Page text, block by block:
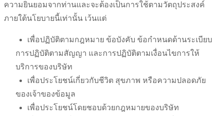
ความยินยอมจากท่านและจะต้องเป็นการใช้ตามวัตถุประสงค์
ภายใต้นโยบายนี้เท่านั้น เว้นแต่
เพื่อปฏิบัติตามกฎหมาย ข้อบังคับ ข้อกำหนดด้านระเบียบ
การปฏิบัติตามสัญญา และการปฏิบัติตามเงื่อนไขการให้
บริการของบริษัท
เพื่อประโยชน์เกี่ยวกับชีวิต สุขภาพ หรือความปลอดภัย
ของเจ้าของข้อมูล
เพื่อประโยชน์โดยชอบด้วยกฎหมายของบริษัท